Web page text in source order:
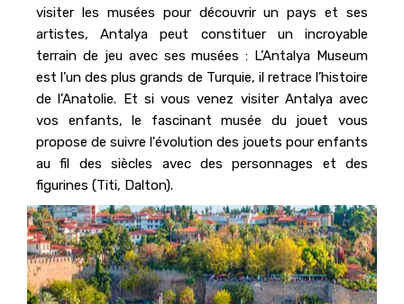
visiter les musées pour découvrir un pays et ses
artistes, Antalya peut constituer un incroyable
terrain de jeu avec ses musées : L’Antalya Museum
est l’un des plus grands de Turquie, il retrace l’histoire
de l’Anatolie. Et si vous venez visiter Antalya avec
vos enfants, le fascinant musée du jouet vous
propose de suivre l'évolution des jouets pour enfants
au fil des siècles avec des personnages et des
figurines (Titi, Dalton).